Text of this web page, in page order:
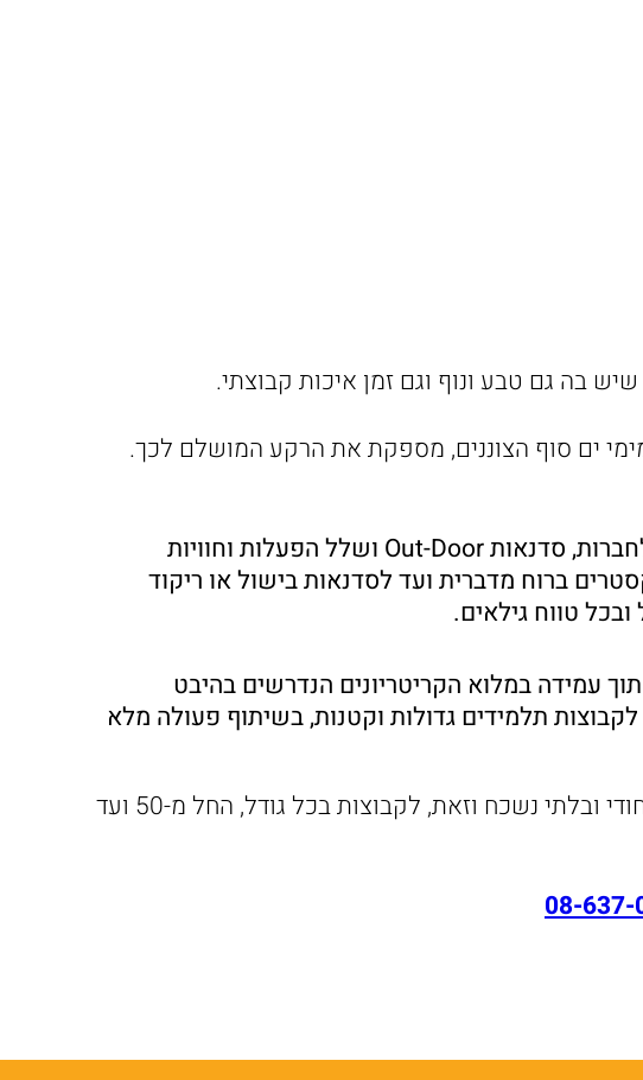
בה גם טבע ונוף וגם זמן איכות קבוצתי.
ים סוף הצוננים, מספקת את הרקע המושלם לכך.
הצוות המקצועי והמיומן של חוות הגמלים, הוא בעל ניסיון רב בהפקת פעילויות גיבוש לחברות, סדנאות Out-Door ושלל הפעלות וחוויות
ברוח מדברית ועד לסדנאות בישול או ריקוד
טווח גילאים.
עמידה במלוא הקריטריונים הנדרשים בהיבט
תלמידים גדולות וקטנות, בשיתוף פעולה מלא
כל יום כיף או גיבוש, ניתן להפיק גם כאירוע קונספט סביב נושא מסוים ולהעניק לו צביון ייחודי ובלתי נשכח וזאת, לקבוצות בכל גודל, החל מ-50 ועד
08-637-